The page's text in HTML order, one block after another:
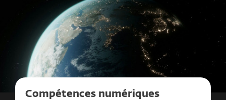
Compétences numériques